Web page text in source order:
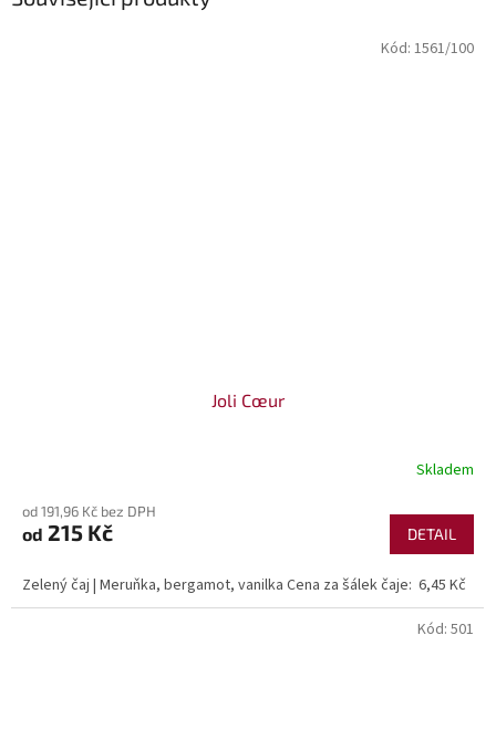
Joli Cœur
Skladem
od 191,96 Kč bez DPH
od 215 Kč DETAIL
Zelený čaj | Meruňka, bergamot, vanilka Cena za šálek čaje: 6,45 Kč
Kód: 1561/100
Kód: 501